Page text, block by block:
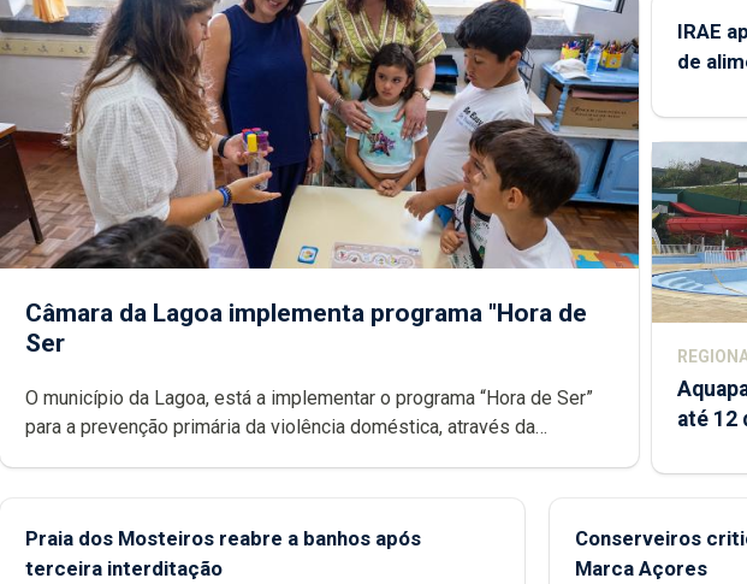
Câmara da Lagoa implementa programa "Hora de
Ser
O município da Lagoa, está a implementar o programa “Hora de Ser”
para a prevenção primária da violência doméstica, através da
IRAE
de
até 12
Praia dos Mosteiros reabre a banhos após
terceira interditação
Conserveiros
Marca Açores